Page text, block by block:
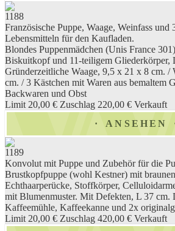
1188
Französische Puppe, Waage, Weinfass und
Lebensmitteln für den Kaufladen.
Blondes Puppenmädchen (Unis France
Biskuitkopf und 11-teiligem Gliederkörper,
Gründerzeitliche Waage, 9,5 x 21 x 8 cm. /
cm. / 3 Kästchen mit Waren aus bemaltem
Backwaren und Obst
Limit 20,00 € Zuschlag 220,00 € Verkauft
ANSEHEN
1189
Konvolut mit Puppe und Zubehör für die
Brustkopfpuppe (wohl Kestner) mit
Echthaarperücke, Stoffkörper,
mit Blumenmuster. Mit Defekten, L 37 cm.
Kaffeemühle, Kaffeekanne und 2x
Limit 20,00 € Zuschlag 420,00 € Verkauft